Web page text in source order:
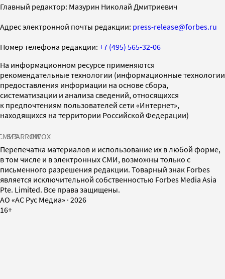
Главный редактор: Мазурин Николай Дмитриевич
Адрес электронной почты редакции: press-release@forbes.ru
Номер телефона редакции: +7 (495) 565-32-06
На информационном ресурсе применяются
рекомендательные технологии (информационные технологии
предоставления информации на основе сбора,
систематизации и анализа сведений, относящихся
к предпочтениям пользователей сети «Интернет»,
находящихся на территории Российской Федерации)
SPARROWINFOX
Перепечатка материалов и использование их в любой форме,
в том числе и в электронных СМИ, возможны только с
письменного разрешения редакции. Товарный знак Forbes
является исключительной собственностью Forbes Media Asia
Pte. Limited. Все права защищены.
AO «АС Рус Медиа» · 2026
16+